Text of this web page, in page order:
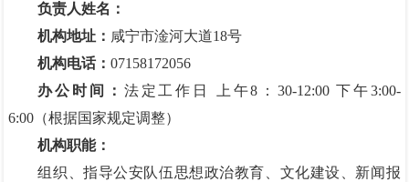
负责人姓名：
机构地址： 咸宁市淦河大道18号
机构电话：07158172056
办公时间： 法定工作日 上午8：30-12:00 下午3:00-
6:00（根据国家规定调整）
机构职能：
组织、指导公安队伍思想政治教育、文化建设、新闻报